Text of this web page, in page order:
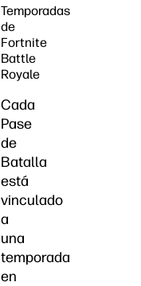
Temporadas
de
Fortnite
Battle
Royale
Cada
Pase
de
Batalla
está
vinculado
a
una
temporada
en